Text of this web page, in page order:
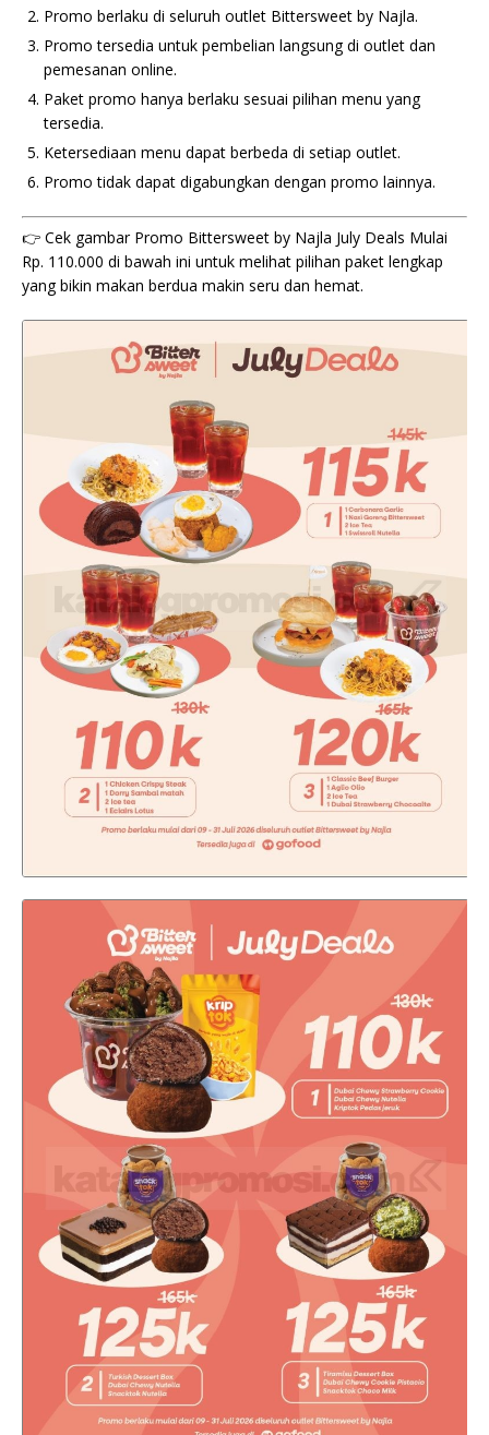
Promo berlaku di seluruh outlet Bittersweet by Najla.
Promo tersedia untuk pembelian langsung di outlet dan
pemesanan online.
Paket promo hanya berlaku sesuai pilihan menu yang
tersedia.
Ketersediaan menu dapat berbeda di setiap outlet.
Promo tidak dapat digabungkan dengan promo lainnya.
👉 Cek gambar Promo Bittersweet by Najla July Deals Mulai
Rp. 110.000 di bawah ini untuk melihat pilihan paket lengkap
yang bikin makan berdua makin seru dan hemat.